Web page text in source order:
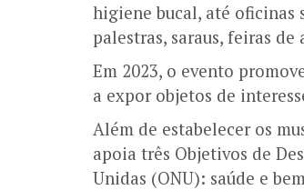
higiene bucal, até oficinas
palestras, saraus, feiras
Em 2023, o evento
a expor objetos de
Além de estabelecer os
apoia três Objetivos de
Unidas (ONU): saúde e